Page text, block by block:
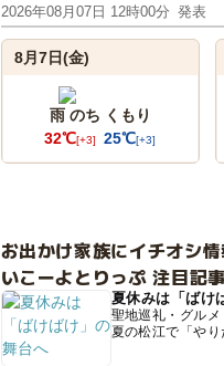
2026年08月07日 12時00分 発表
8月7日(金)
雨 のち くもり
32℃[+3] 25℃[+3]
お出かけ家族にイチオシ
いこーよとりっぷ 注目記事
夏休みは「ばけ
聖地巡礼・グルメ
夏の松江で「や